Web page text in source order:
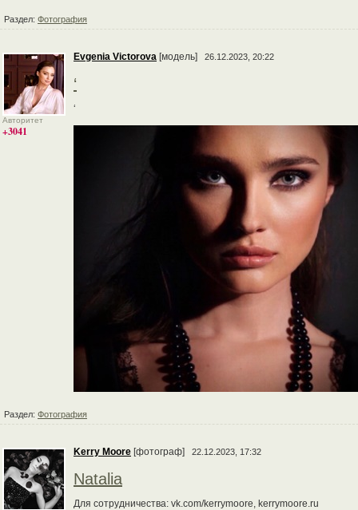
Раздел: Фотография
Авторитет
+3041
Evgenia Victorova [модель] 26.12.2023, 20:22
‘
‘
Раздел: Фотография
Kerry Moore [фотограф] 22.12.2023, 17:32
Natalia
Для сотрудничества: vk.com/kerrymoore, kerrymoore.ru